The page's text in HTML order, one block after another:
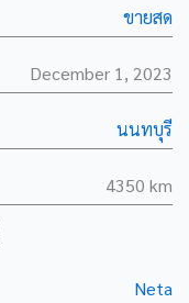
ขายสด
December 1, 2023
นนทบุรี
4350 km
Neta